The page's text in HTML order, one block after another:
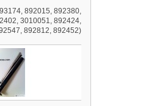
892015, 892380,
3010051, 892424,
892812, 892452)